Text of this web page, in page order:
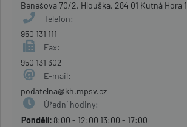
Benešova 70/2, Hlouška, 284 01 Kutná Hora 1
Telefon:
950 131 111
Fax:
950 131 302
E-mail:
podatelna@kh.mpsv.cz
Úřední hodiny:
Pondělí: 8:00 - 12:00 13:00 - 17:00